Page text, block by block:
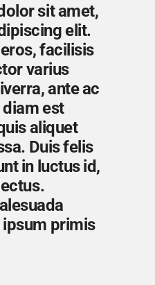
sit amet,
elit.
facilisis
varius
ante ac
est
aliquet
Duis felis
in luctus id,
primis